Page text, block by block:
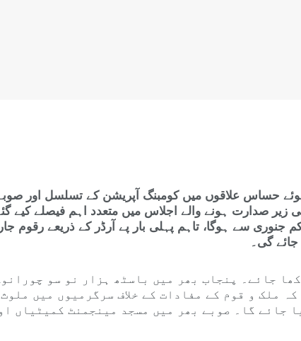
حساس علاقوں میں کومبنگ آپریشن کے تسلسل اور
زیر صدارت ہونے والے اجلاس میں متعدد اہم فیصلے کیے
جنوری سے ہوگا، تاہم پہلی بار پے آرڈر کے ذریعے رقوم
جائے گی۔
جائے۔ پنجاب بھر میں باسٹھ ہزار نو سو
ملک و قوم کے مفادات کے خلاف سرگرمیوں میں ملوث
جائے گا۔ صوبے بھر میں مسجد مینجمنٹ کمیٹیاں